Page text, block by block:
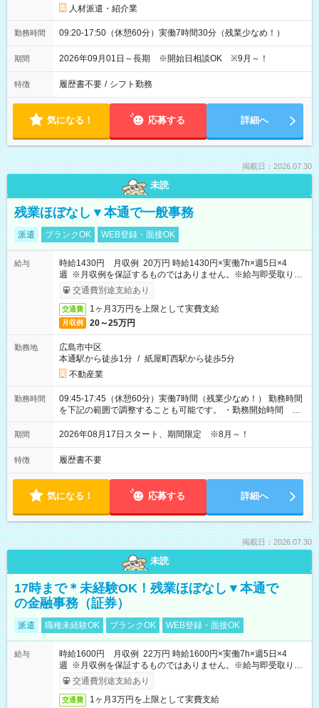
人材派遣・紹介業
勤務時間 09:20-17:50（休憩60分）実働7時間30分（残業少なめ！）
期間 2026年09月01日～長期 ※開始日相談OK ※9月～！
特徴 履歴書不要 / シフト勤務
気になる！ 応募する 詳細へ
掲載日：2026.07.30
未読
残業ほぼなし▼本通で一般事務
派遣 ブランクOK WEB登録・面接OK
給与
時給1430円 月収例 20万円 時給1430円×実働7h×週5日×4
週 ※月収例を保証するものではありません。※給与即受取りサ
ービス利用可（利用条件有）
交通費別途支給あり
交通費 1ヶ月3万円を上限として実費支給
月収例 20～25万円
勤務地
広島市中区
本通駅から徒歩1分 / 紙屋町西駅から徒歩5分
不動産業
勤務時間
09:45-17:45（休憩60分）実働7時間（残業少なめ！） 勤務時間
を下記の範囲で調整することも可能です。 ・勤務開始時間
09:45～12:30 ・勤務終了時間 15:45～18:30 ・実働 05:00～
07:45
期間 2026年08月17日スタート、期間限定 ※8月～！
特徴 履歴書不要
気になる！ 応募する 詳細へ
掲載日：2026.07.30
未読
17時まで＊未経験OK！残業ほぼなし▼本通で
の金融事務（証券）
派遣 職種未経験OK ブランクOK WEB登録・面接OK
給与
時給1600円 月収例 22万円 時給1600円×実働7h×週5日×4
週 ※月収例を保証するものではありません。※給与即受取りサ
ービス利用可（利用条件有）
交通費別途支給あり
交通費 1ヶ月3万円を上限として実費支給